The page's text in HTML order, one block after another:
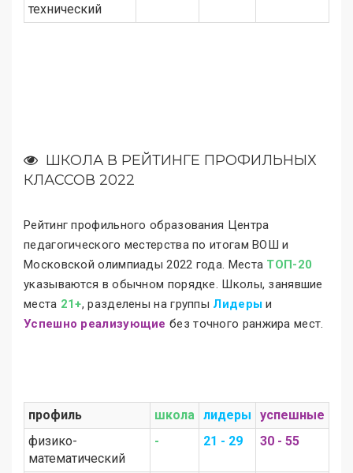
технический
ШКОЛА В РЕЙТИНГЕ ПРОФИЛЬНЫХ
КЛАССОВ 2022
Рейтинг профильного образования Центра
педагогического местерства по итогам ВОШ и
Московской олимпиады 2022 года. Места ТОП-20
указываются в обычном порядке. Школы, занявшие
места 21+, разделены на группы Лидеры и
Успешно реализующие без точного ранжира мест.
профиль школа лидеры
успешные
физико-
математический
- 21 - 29 30 - 55